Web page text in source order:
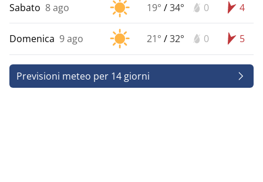
Sabato 8 ago 19° /34° 0 4
Domenica 9 ago 21° /32° 0 5
Previsioni meteo per 14 giorni